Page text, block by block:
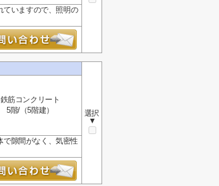
ていますので、照明の
選択
▼
鉄筋コンクリート
5階/（5階建）
で隙間がなく、気密性